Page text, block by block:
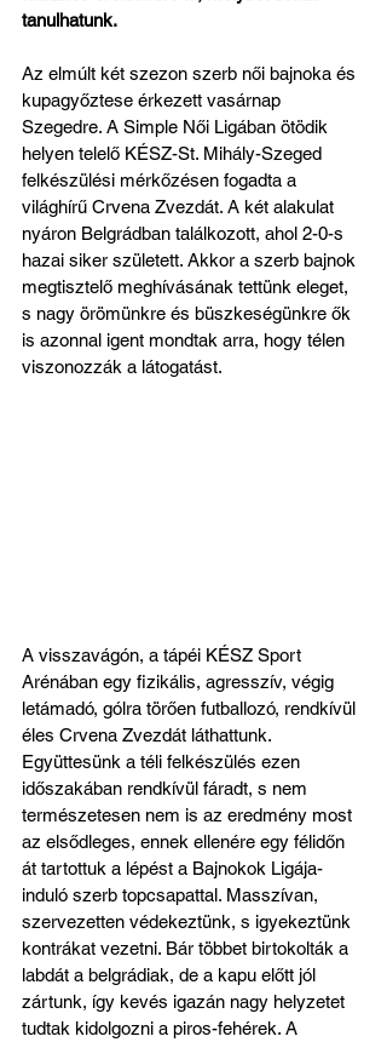
tanulhatunk.
Az elmúlt két szezon szerb női bajnoka és
kupagyőztese érkezett vasárnap
Szegedre. A Simple Női Ligában ötödik
helyen telelő KÉSZ-St. Mihály-Szeged
felkészülési mérkőzésen fogadta a
világhírű Crvena Zvezdát. A két alakulat
nyáron Belgrádban találkozott, ahol 2-0-s
hazai siker született. Akkor a szerb bajnok
megtisztelő meghívásának tettünk eleget,
s nagy örömünkre és büszkeségünkre ők
is azonnal igent mondtak arra, hogy télen
viszonozzák a látogatást.
A visszavágón, a tápéi KÉSZ Sport
Arénában egy fizikális, agresszív, végig
letámadó, gólra törően futballozó, rendkívül
éles Crvena Zvezdát láthattunk.
Együttesünk a téli felkészülés ezen
időszakában rendkívül fáradt, s nem
természetesen nem is az eredmény most
az elsődleges, ennek ellenére egy félidőn
át tartottuk a lépést a Bajnokok Ligája-
induló szerb topcsapattal. Masszívan,
szervezetten védekeztünk, s igyekeztünk
kontrákat vezetni. Bár többet birtokolták a
labdát a belgrádiak, de a kapu előtt jól
zártunk, így kevés igazán nagy helyzetet
tudtak kidolgozni a piros-fehérek. A